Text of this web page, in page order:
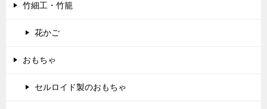
竹細工・竹籠
花かご
おもちゃ
セルロイド製のおもちゃ